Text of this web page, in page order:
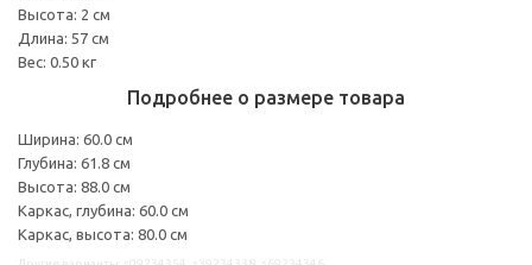
Высота: 2 см
Длина: 57 см
Вес: 0.50 кг
Подробнее о размере товара
Ширина: 60.0 см
Глубина: 61.8 см
Высота: 88.0 см
Каркас, глубина: 60.0 см
Каркас, высота: 80.0 см